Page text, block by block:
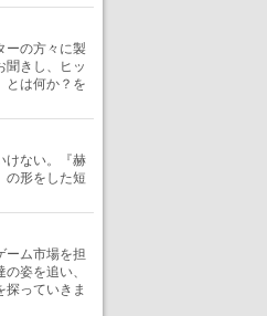
ーの方々に製
聞きし、ヒッ
とは何か？を
けない。『赫
の形をした短
ーム市場を担
姿を追い、
っていきま